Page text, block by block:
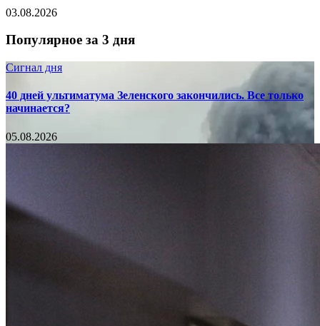
03.08.2026
Популярное за 3 дня
Сигнал дня
40 дней ультиматума Зеленского закончились. Все только
начинается?
05.08.2026